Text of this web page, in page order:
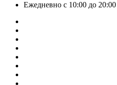
Ежедневно с 10:00 до 20:00